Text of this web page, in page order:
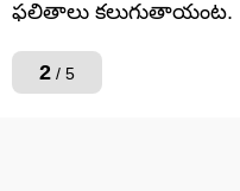
ఫలితాలు కలుగుతాయంట.
2 / 5